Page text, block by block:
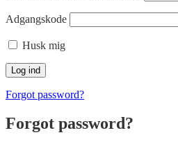
Adgangskode
Husk mig
Forgot password?
Forgot password?